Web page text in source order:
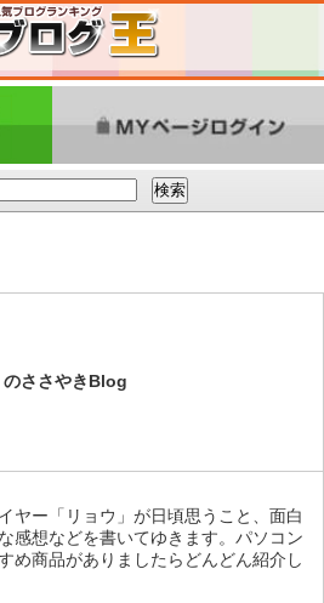
のささやきBlog
ヤー「リョウ」が日頃思うこと、面白
感想などを書いてゆきます。パソコン
め商品がありましたらどんどん紹介し